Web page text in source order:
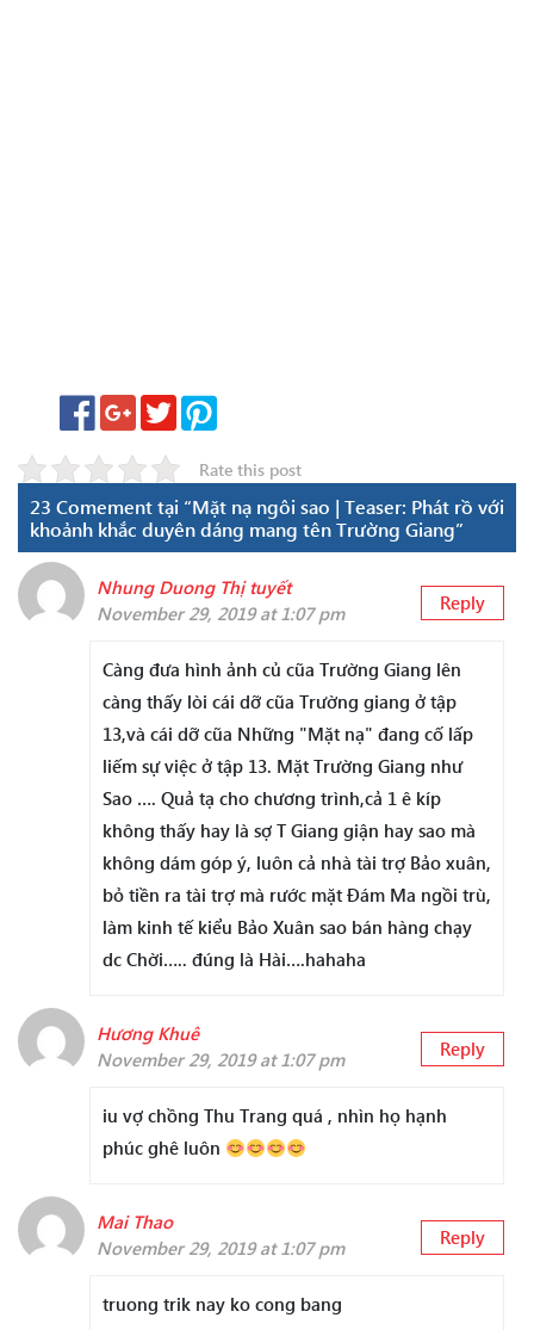
Rate this post
23 Comement tại “Mặt nạ ngôi sao | Teaser: Phát rồ với
khoảnh khắc duyên dáng mang tên Trường Giang”
Nhung Duong Thị tuyết
November 29, 2019 at 1:07 pm
Reply
Càng đưa hình ảnh củ cũa Trường Giang lên
càng thấy lòi cái dỡ cũa Trường giang ở tập
13,và cái dỡ cũa Những "Mặt nạ" đang cố lấp
liếm sự việc ở tập 13. Mặt Trường Giang như
Sao …. Quả tạ cho chương trình,cả 1 ê kíp
không thấy hay là sợ T Giang giận hay sao mà
không dám góp ý, luôn cả nhà tài trợ Bảo xuân,
bỏ tiền ra tài trợ mà rước mặt Đám Ma ngồi trù,
làm kinh tế kiểu Bảo Xuân sao bán hàng chạy
dc Chời….. đúng là Hài….hahaha
Hương Khuê
November 29, 2019 at 1:07 pm
Reply
iu vợ chồng Thu Trang quá , nhìn họ hạnh
phúc ghê luôn
Mai Thao
November 29, 2019 at 1:07 pm
Reply
truong trik nay ko cong bang